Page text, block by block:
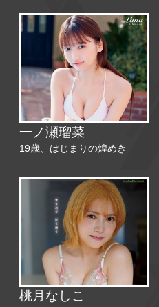
一ノ瀬瑠菜
19歳、はじまりの煌めき
桃月なしこ